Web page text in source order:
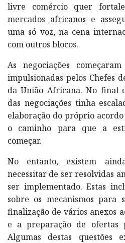
livre comércio quer
mercados africanos e
uma só voz, na cena
com outros blocos.
As negociações
impulsionadas pelos Chefes
da União Africana. No final
das negociações tinha
elaboração do próprio
o caminho para que a
começar.
No entanto, existem
necessitar de ser resolvidas
ser implementado. Estas
sobre os mecanismos para
finalização de vários anexos
e a preparação de ofertas
Algumas destas questões